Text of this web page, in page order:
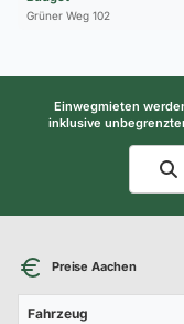
Grüner Weg 102
Einwegmieten
inklusive
Preise Aachen
Fahrzeug